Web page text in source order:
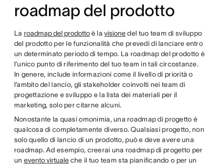
roadmap del prodotto
La roadmap del prodottoè lavisionedel tuo team di sviluppo
del prodotto per le funzionalità che prevedi di lanciare entro
un determinato periodo di tempo. La roadmap del prodotto è
l’unico punto di riferimento del tuo team in tali circostanze.
In genere, include informazioni come il livello di priorità o
l’ambito del lancio, gli stakeholder coinvolti nei team di
progettazione e sviluppo e la lista dei materiali per il
marketing, solo per citarne alcuni.
Nonostante la quasi omonimia, una roadmap di progetto è
qualcosa di completamente diverso. Qualsiasi progetto, non
solo quello di lancio di un prodotto, può e deve avere una
roadmap. Ad esempio, creerai una roadmap di progetto per
un evento virtualeche il tuo team sta pianificando o per un